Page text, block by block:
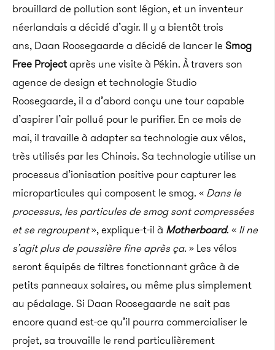
brouillard de pollution sont légion, et un inventeur
néerlandais a décidé d’agir. Il y a bientôt trois
ans, Daan Roosegaarde a décidé de lancer le Smog
Free Projectaprès une visite à Pékin. À travers son
agence de design et technologie Studio
Roosegaarde, il a d’abord conçu une tour capable
d’aspirer l’air pollué pour le purifier. En ce mois de
mai, il travaille à adapter sa technologie aux vélos,
très utilisés par les Chinois. Sa technologie utilise un
processus d’ionisation positive pour capturer les
microparticules qui composent le smog. « Dans le
processus, les particules de smog sont compressées
et se regroupent», explique-t-il à Motherboard. « Il ne
s’agit plus de poussière fine après ça.» Les vélos
seront équipés de filtres fonctionnant grâce à de
petits panneaux solaires, ou même plus simplement
au pédalage. Si Daan Roosegaarde ne sait pas
encore quand est-ce qu’il pourra commercialiser le
projet, sa trouvaille le rend particulièrement